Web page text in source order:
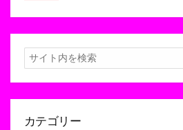
検
索
カテゴリー